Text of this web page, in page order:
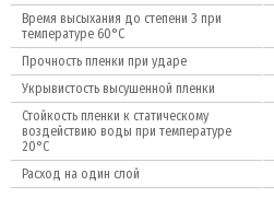
Время высыхания до степени 3 при
температуре 60°C
Прочность пленки при ударе
Укрывистость высушенной пленки
Стойкость пленки к статическому
воздействию воды при температуре
20°C
Расход на один слой